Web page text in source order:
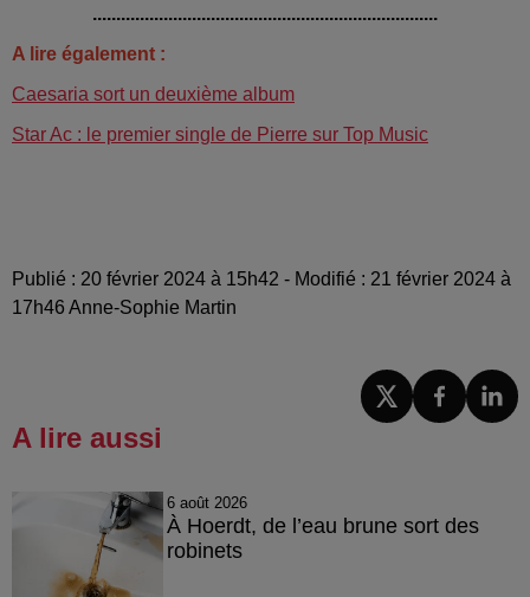
.........................................................................
A lire également :
Caesaria sort un deuxième album
Star Ac : le premier single de Pierre sur Top Music
Publié : 20 février 2024 à 15h42 - Modifié : 21 février 2024 à
17h46 Anne-Sophie Martin
A lire aussi
6 août 2026
À Hoerdt, de l’eau brune sort des
robinets